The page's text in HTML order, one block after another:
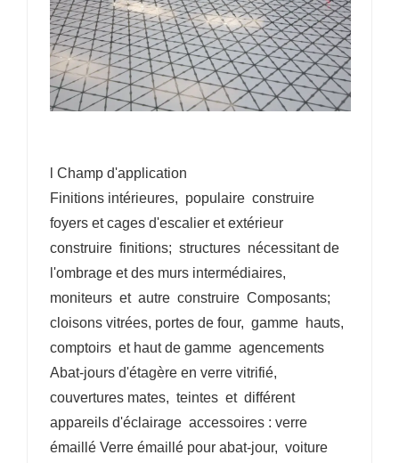
l Champ d'application
Finitions intérieures, populaire construire
foyers et cages d'escalier et extérieur
construire finitions; structures nécessitant de
l'ombrage et des murs intermédiaires,
moniteurs et autre construire Composants;
cloisons vitrées, portes de four, gamme hauts,
comptoirs et haut de gamme agencements
Abat-jours d'étagère en verre vitrifié,
couvertures mates, teintes et différent
appareils d'éclairage accessoires : verre
émaillé Verre émaillé pour abat-jour, voiture